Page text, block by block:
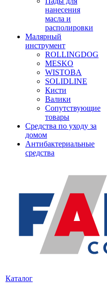
нанесения
масла и
располировки
Малярный
инструмент
ROLLINGDOG
MESKO
WISTOBA
SOLIDLINE
Кисти
Валики
Сопутствующие
товары
Средства по уходу за
домом
Антибактериальные
средства
Каталог